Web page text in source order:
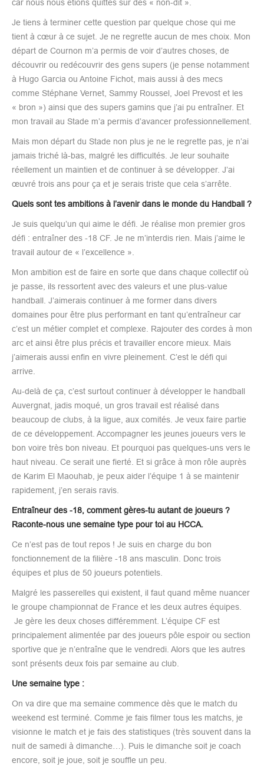
car nous nous étions quittés sur des « non-dit ».
Je tiens à terminer cette question par quelque chose qui me
tient à cœur à ce sujet. Je ne regrette aucun de mes choix. Mon
départ de Cournon m’a permis de voir d’autres choses, de
découvrir ou redécouvrir des gens supers (je pense notamment
à Hugo Garcia ou Antoine Fichot, mais aussi à des mecs
comme Stéphane Vernet, Sammy Roussel, Joel Prevost et les
« bron ») ainsi que des supers gamins que j’ai pu entraîner. Et
mon travail au Stade m’a permis d’avancer professionnellement.
Mais mon départ du Stade non plus je ne le regrette pas, je n’ai
jamais triché là-bas, malgré les difficultés. Je leur souhaite
réellement un maintien et de continuer à se développer. J’ai
œuvré trois ans pour ça et je serais triste que cela s’arrête.
Quels sont tes ambitions à l’avenir dans le monde du Handball ?
Je suis quelqu’un qui aime le défi. Je réalise mon premier gros
défi : entraîner des -18 CF. Je ne m’interdis rien. Mais j’aime le
travail autour de « l’excellence ».
Mon ambition est de faire en sorte que dans chaque collectif où
je passe, ils ressortent avec des valeurs et une plus-value
handball. J’aimerais continuer à me former dans divers
domaines pour être plus performant en tant qu’entraîneur car
c’est un métier complet et complexe. Rajouter des cordes à mon
arc et ainsi être plus précis et travailler encore mieux. Mais
j’aimerais aussi enfin en vivre pleinement. C’est le défi qui
arrive.
Au-delà de ça, c’est surtout continuer à développer le handball
Auvergnat, jadis moqué, un gros travail est réalisé dans
beaucoup de clubs, à la ligue, aux comités. Je veux faire partie
de ce développement. Accompagner les jeunes joueurs vers le
bon voire très bon niveau. Et pourquoi pas quelques-uns vers le
haut niveau. Ce serait une fierté. Et si grâce à mon rôle auprès
de Karim El Maouhab, je peux aider l’équipe 1 à se maintenir
rapidement, j’en serais ravis.
Entraîneur des -18, comment gères-tu autant de joueurs ?
Raconte-nous une semaine type pour toi au HCCA.
Ce n’est pas de tout repos ! Je suis en charge du bon
fonctionnement de la filière -18 ans masculin. Donc trois
équipes et plus de 50 joueurs potentiels.
Malgré les passerelles qui existent, il faut quand même nuancer
le groupe championnat de France et les deux autres équipes.
Je gère les deux choses différemment. L’équipe CF est
principalement alimentée par des joueurs pôle espoir ou section
sportive que je n’entraîne que le vendredi. Alors que les autres
sont présents deux fois par semaine au club.
Une semaine type :
On va dire que ma semaine commence dès que le match du
weekend est terminé. Comme je fais filmer tous les matchs, je
visionne le match et je fais des statistiques (très souvent dans la
nuit de samedi à dimanche…). Puis le dimanche soit je coach
encore, soit je joue, soit je souffle un peu.